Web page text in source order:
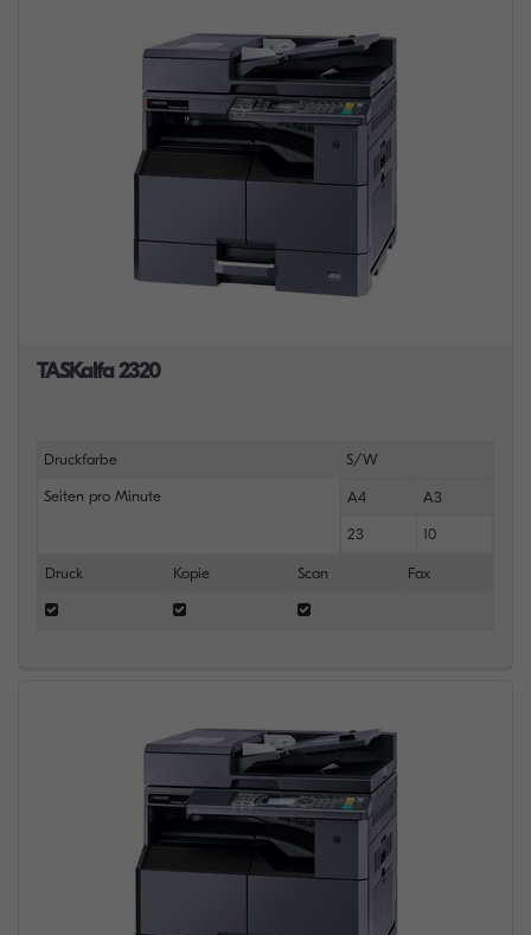
TASKalfa 2320
Druckfarbe S/W
Seiten pro Minute A4 A3
23 10
Druck Kopie Scan Fax